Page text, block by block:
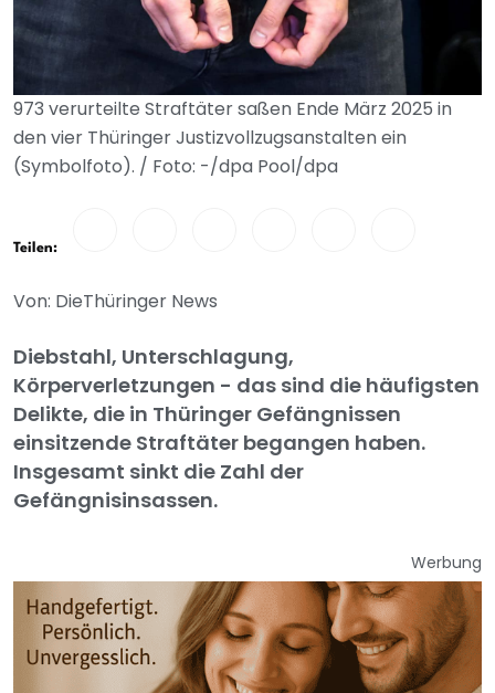
973 verurteilte Straftäter saßen Ende März 2025 in
den vier Thüringer Justizvollzugsanstalten ein
(Symbolfoto). / Foto: -/dpa Pool/dpa
Teilen:
Von: DieThüringer News
Diebstahl, Unterschlagung,
Körperverletzungen - das sind die häufigsten
Delikte, die in Thüringer Gefängnissen
einsitzende Straftäter begangen haben.
Insgesamt sinkt die Zahl der
Gefängnisinsassen.
Werbung